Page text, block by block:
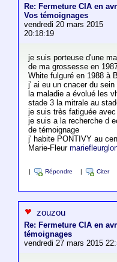
Re: Fermeture CIA en
Vos témoignages
vendredi 20 mars 2015
20:18:19
je suis porteuse d'une
de ma grossesse en
White fulguré en 1988 à
j' ai eu un cnacer du sein
la maladie a évolué les
stade 3 la mitrale au
je suis très fatiguée
je suis a la recherche d
de témoignage
j' habite PONTIVY au
Marie-Fleur
Répondre Citer
zouzou
Re: Fermeture CIA en
témoignages
vendredi 27 mars 2015